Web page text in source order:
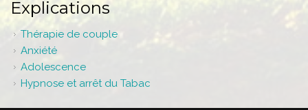
Explications
Thérapie de couple
Anxiété
Adolescence
Hypnose et arrêt du Tabac